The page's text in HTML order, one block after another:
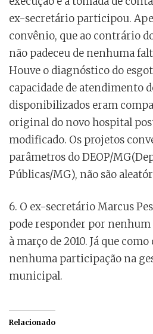
ex-secretário participou.
convênio, que ao contrário
não padeceu de nenhuma
Houve o diagnóstico do
capacidade de atendimento
disponibilizados eram
original do novo hospital
modificado. Os projetos
parâmetros do DEOP/
Públicas/MG), não são
6. O ex-secretário Marcus
pode responder por
à março de 2010. Já que
nenhuma participação na
municipal.
Relacionado